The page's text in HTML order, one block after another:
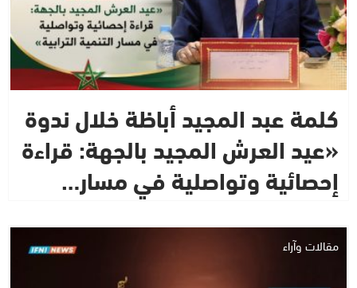
كلمة عبد المجيد أباظة خلال ندوة
«عيد العرش المجيد بالجهة: قراءة
إحصائية وتواصلية في مسار…
مقالات وآراء